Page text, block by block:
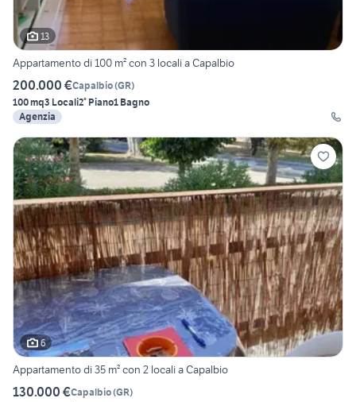
13
Appartamento di 100 m² con 3 locali a Capalbio
200.000 €Capalbio(GR)
100 mq3 Locali2° Piano1 Bagno
Agenzia
6
Appartamento di 35 m² con 2 locali a Capalbio
130.000 €Capalbio(GR)